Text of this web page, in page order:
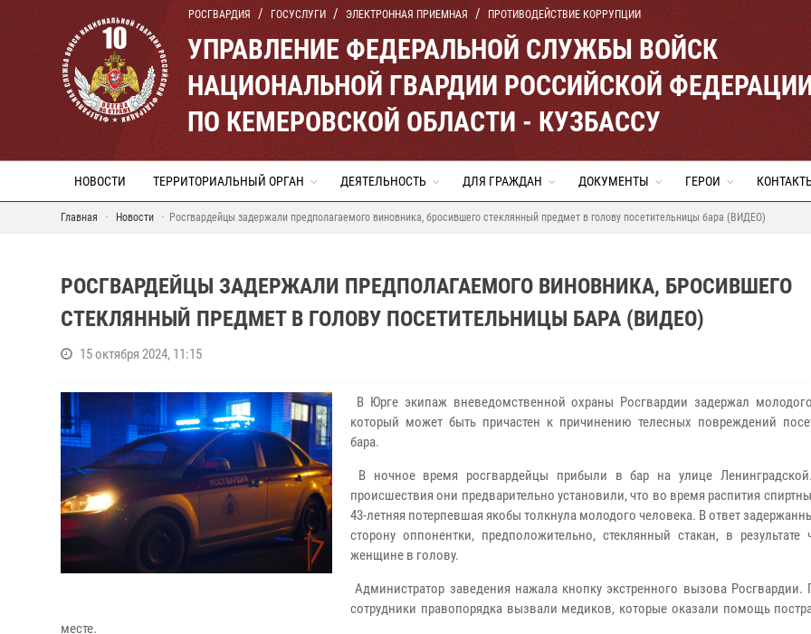
РОСГВАРДИЯ ГОСУСЛУГИ ЭЛЕКТРОННАЯ ПРИЕМНАЯ ПРОТИВОДЕЙСТВИЕ КОРРУПЦИИ
УПРАВЛЕНИЕ ФЕДЕРАЛЬНОЙ СЛУЖБЫ ВОЙСК
НАЦИОНАЛЬНОЙ ГВАРДИИ РОССИЙСКОЙ
ПО КЕМЕРОВСКОЙ ОБЛАСТИ - КУЗБАССУ
НОВОСТИ ТЕРРИТОРИАЛЬНЫЙ ОРГАН ДЕЯТЕЛЬНОСТЬ ДЛЯ ГРАЖДАН ДОКУМЕНТЫ ГЕРОИ
Главная Новости Росгвардейцы задержали предполагаемого виновника, бросившего стеклянный предмет в голову посетительницы бара (ВИДЕО)
РОСГВАРДЕЙЦЫ ЗАДЕРЖАЛИ ПРЕДПОЛАГАЕМОГО ВИНОВНИКА, БРОСИВШЕГО
СТЕКЛЯННЫЙ ПРЕДМЕТ В ГОЛОВУ ПОСЕТИТЕЛЬНИЦЫ БАРА (ВИДЕО)
15 октября 2024, 11:15
В Юрге экипаж вневедомственной охраны Росгвардии задержал
который может быть причастен к причинению телесных повреждений
бара.
В ночное время росгвардейцы прибыли в бар на улице
происшествия они предварительно установили, что во время распития
43-летняя потерпевшая якобы толкнула молодого человека. В ответ
сторону оппонентки, предположительно, стеклянный стакан, в результате
женщине в голову.
Администратор заведения нажала кнопку экстренного вызова
сотрудники правопорядка вызвали медиков, которые оказали помощь
месте.